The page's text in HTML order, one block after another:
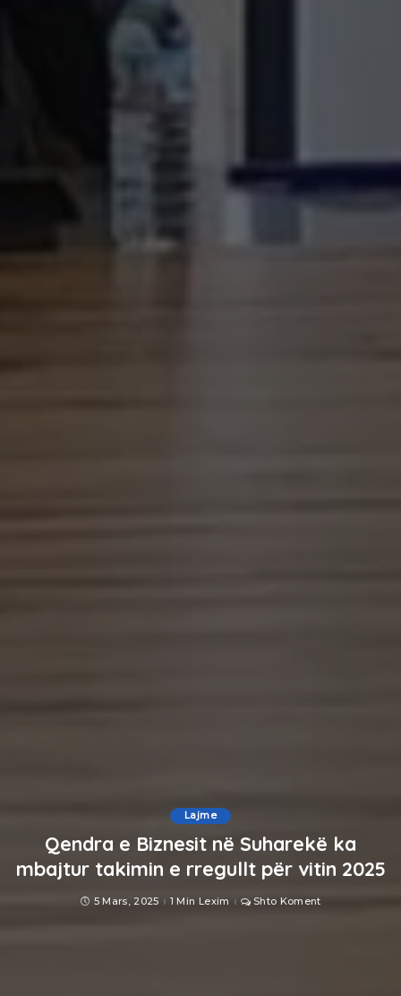
Lajme
Qendra e Biznesit në Suharekë ka
mbajtur takimin e rregullt për vitin 2025
5 Mars, 2025 1 Min Lexim Shto Koment